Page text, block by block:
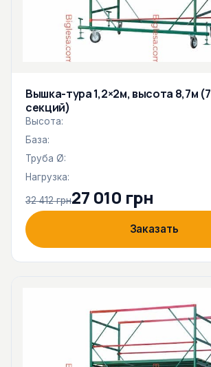
Вышка-тура 1,2×2м, высота 8,7м (7
секций)
Высота:
База:
Труба Ø:
Нагрузка:
32 412 грн27 010 грн
Заказать